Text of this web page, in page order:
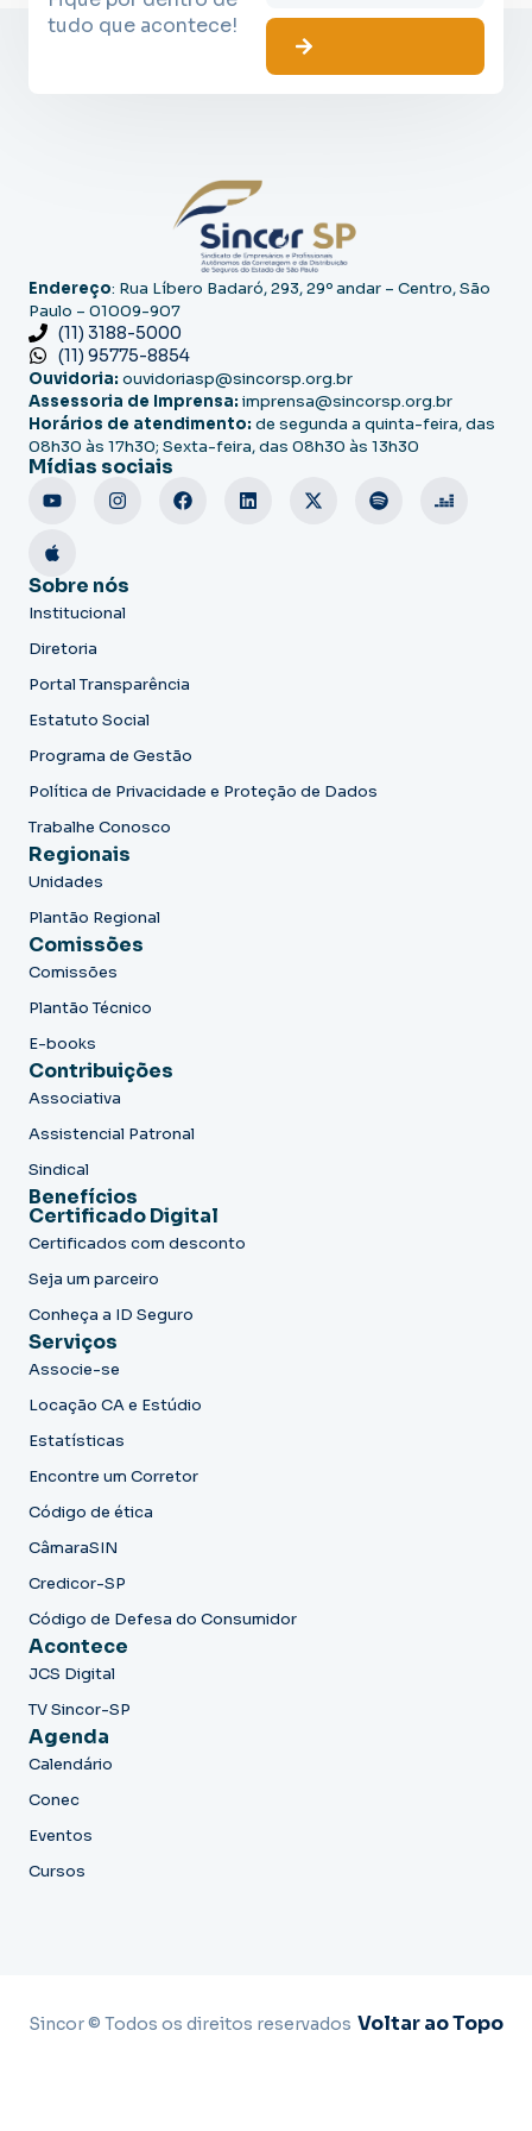
tudo que acontece!
Endereço: Rua Líbero Badaró, 293, 29º andar – Centro, São
Paulo – 01009-907
(11) 3188-5000
(11) 95775-8854
Ouvidoria: ouvidoriasp@sincorsp.org.br
Assessoria de Imprensa: imprensa@sincorsp.org.br
Horários de atendimento: de segunda a quinta-feira, das
08h30 às 17h30; Sexta-feira, das 08h30 às 13h30
Mídias sociais
Sobre nós
Institucional
Diretoria
Portal Transparência
Estatuto Social
Programa de Gestão
Política de Privacidade e Proteção de Dados
Trabalhe Conosco
Regionais
Unidades
Plantão Regional
Comissões
Comissões
Plantão Técnico
E-books
Contribuições
Associativa
Assistencial Patronal
Sindical
Benefícios
Certificado Digital
Certificados com desconto
Seja um parceiro
Conheça a ID Seguro
Serviços
Associe-se
Locação CA e Estúdio
Estatísticas
Encontre um Corretor
Código de ética
CâmaraSIN
Credicor-SP
Código de Defesa do Consumidor
Acontece
JCS Digital
TV Sincor-SP
Agenda
Calendário
Conec
Eventos
Cursos
Sincor © Todos os direitos reservados Voltar ao Topo